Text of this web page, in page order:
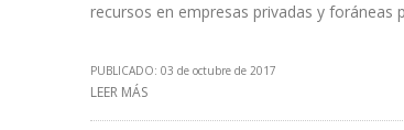
recursos en empresas privadas y
PUBLICADO: 03 de octubre de 2017
LEER MÁS